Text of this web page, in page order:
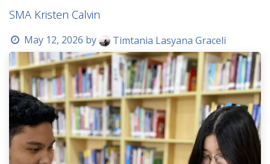
SMA Kristen Calvin
May 12, 2026 by Timtania Lasyana Graceli